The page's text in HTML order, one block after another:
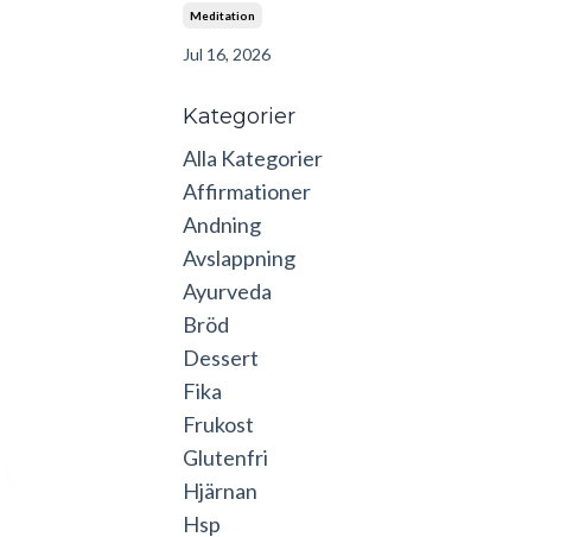
Meditation
Jul 16, 2026
Kategorier
Alla Kategorier
Affirmationer
Andning
Avslappning
Ayurveda
Bröd
Dessert
Fika
Frukost
Glutenfri
Hjärnan
Hsp